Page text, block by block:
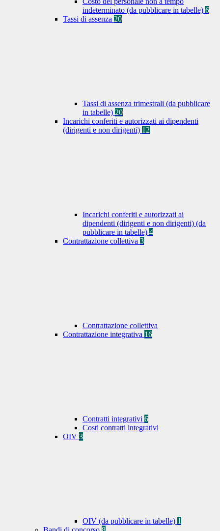
indeterminato (da pubblicare in tabelle) 6
Tassi di assenza 20
Tassi di assenza trimestrali (da pubblicare
in tabelle) 20
Incarichi conferiti e autorizzati ai dipendenti
(dirigenti e non dirigenti) 12
Incarichi conferiti e autorizzati ai
dipendenti (dirigenti e non dirigenti) (da
pubblicare in tabelle) 4
Contrattazione collettiva 3
Contrattazione collettiva
Contrattazione integrativa 16
Contratti integrativi 6
Costi contratti integrativi
OIV 3
OIV (da pubblicare in tabelle) 1